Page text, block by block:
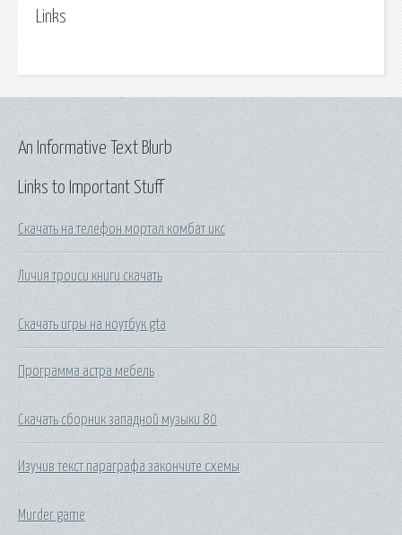
Links
Links to Important Stuff
Скачать на телефон мортал комбат икс
Личия троиси книги скачать
Скачать игры на ноутбук gta
Программа астра мебель
Скачать сборник западной музыки 80
Изучив текст параграфа закончите схемы
Murder game
An Informative Text Blurb